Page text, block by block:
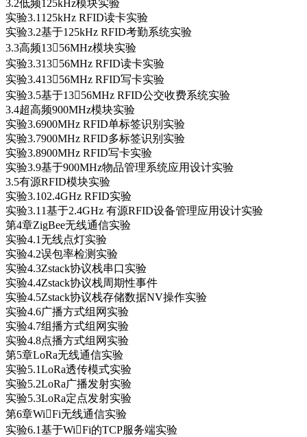
3.2低频125kHz模块实验
实验3.1125kHz RFID读卡实验
实验3.2基于125kHz RFID考勤系统实验
3.3高频1356MHz模块实验
实验3.31356MHz RFID读卡实验
实验3.41356MHz RFID写卡实验
实验3.5基于1356MHz RFID公交收费系统实验
3.4超高频900MHz模块实验
实验3.6900MHz RFID单标签识别实验
实验3.7900MHz RFID多标签识别实验
实验3.8900MHz RFID写卡实验
实验3.9基于900MHz物品管理系统应用设计实验
3.5有源RFID模块实验
实验3.102.4GHz RFID实验
实验3.11基于2.4GHz 有源RFID设备管理应用设计实验
第4章ZigBee无线通信实验
实验4.1无线点灯实验
实验4.2误包率检测实验
实验4.3Zstack协议栈串口实验
实验4.4Zstack协议栈周期性事件
实验4.5Zstack协议栈存储数据NV操作实验
实验4.6广播方式组网实验
实验4.7组播方式组网实验
实验4.8点播方式组网实验
第5章LoRa无线通信实验
实验5.1LoRa透传模式实验
实验5.2LoRa广播发射实验
实验5.3LoRa定点发射实验
第6章WiFi无线通信实验
实验6.1基于WiFi的TCP服务端实验